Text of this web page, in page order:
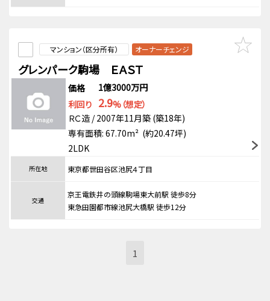
マンション（区分所有） オーナーチェンジ
グレンパーク駒場 ＥＡＳＴ
価格
1億3000万円
利回り 2.9%（想定）
ＲＣ造 / 2007年11月築 (築18年)
専有面積: 67.70m² (約20.47坪)
2LDK
所在地 東京都世田谷区池尻４丁目
交通
京王電鉄井の頭線駒場東大前駅 徒歩8分
東急田園都市線池尻大橋駅 徒歩12分
1